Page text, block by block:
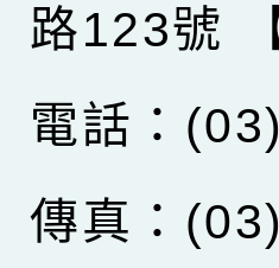
路123號
電話：
傳真：